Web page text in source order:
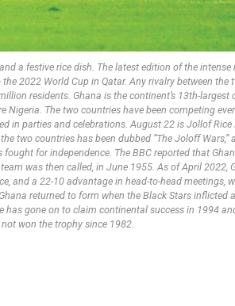
a festive rice dish. The latest edition of the intense
2022 World Cup in Qatar. Any rivalry between the
residents. Ghana is the continent’s 13th-largest
Nigeria. The two countries have been competing
in parties and celebrations. August 22 is Jollof Rice
two countries has been dubbed “The Joloff Wars,”
for independence. The BBC reported that
was then called, in June 1955. As of April 2022,
and a 22-10 advantage in head-to-head meetings,
returned to form when the Black Stars inflicted
has gone on to claim continental success in 1994
won the trophy since 1982.